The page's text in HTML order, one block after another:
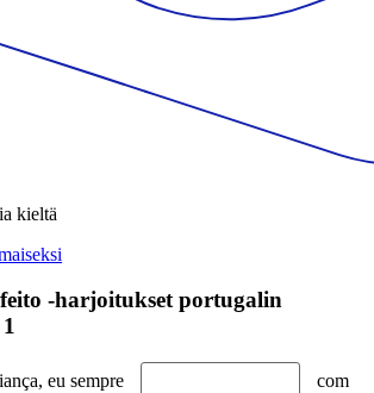
kieltä
-harjoitukset portugalin
eu sempre
com